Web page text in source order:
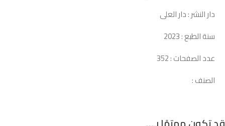
دار النشر : دار العلى
سنة الطبع : 2023
عدد الصفحات : 352
الصنف :